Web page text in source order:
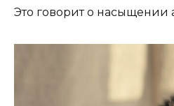
Это говорит о насыщении